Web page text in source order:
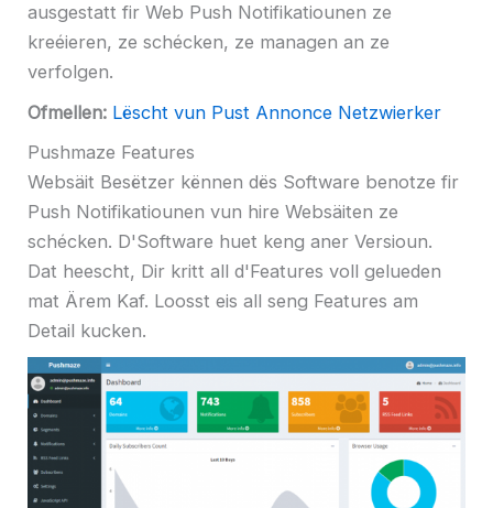
ausgestatt fir Web Push Notifikatiounen ze
kreéieren, ze schécken, ze managen an ze
verfolgen.
Ofmellen: Lëscht vun Pust Annonce Netzwierker
Pushmaze Features
Websäit Besëtzer kënnen dës Software benotze fir
Push Notifikatiounen vun hire Websäiten ze
schécken. D'Software huet keng aner Versioun.
Dat heescht, Dir kritt all d'Features voll gelueden
mat Ärem Kaf. Loosst eis all seng Features am
Detail kucken.